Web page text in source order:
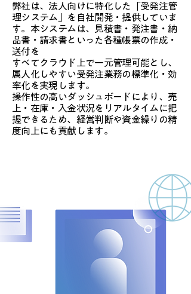
弊社は、法人向けに特化した「受発注管
理システム」を自社開発・提供していま
す。本システムは、見積書・発注書・納
品書・請求書といった各種帳票の作成・
送付を
すべてクラウド上で一元管理可能とし、
属人化しやすい受発注業務の標準化・効
率化を実現します。
操作性の高いダッシュボードにより、売
上・在庫・入金状況をリアルタイムに把
握できるため、経営判断や資金繰りの精
度向上にも貢献します。